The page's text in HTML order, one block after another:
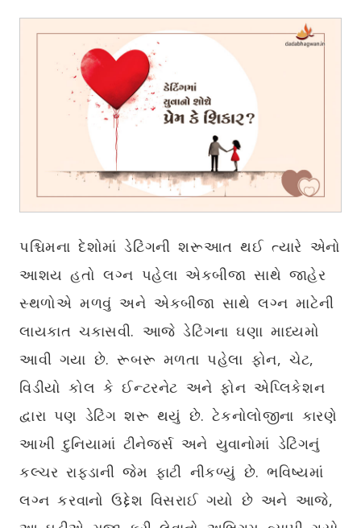
પશ્ચિમના દેશોમાં ડેટિંગની શરૂઆત થઈ ત્યારે એનો
આશય હતો લગ્ન પહેલા એકબીજા સાથે જાહેર
સ્થળોએ મળવું અને એકબીજા સાથે લગ્ન માટેની
લાયકાત ચકાસવી. આજે ડેટિંગના ઘણા માધ્યમો
આવી ગયા છે. રૂબરૂ મળતા પહેલા ફોન, ચેટ,
વિડીયો કોલ કે ઈન્ટરનેટ અને ફોન એપ્લિકેશન
દ્વારા પણ ડેટિંગ શરૂ થયું છે. ટેકનોલોજીના કારણે
આખી દુનિયામાં ટીનેજર્સ અને યુવાનોમાં ડેટિંગનું
કલ્ચર રાફડાની જેમ ફાટી નીકળ્યું છે. ભવિષ્યમાં
લગ્ન કરવાનો ઉદ્દેશ વિસરાઈ ગયો છે અને આજે,